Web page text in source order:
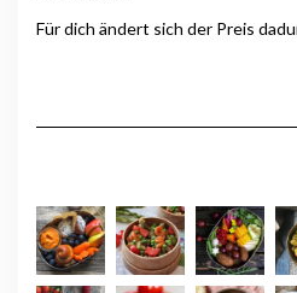
Für dich ändert sich der Preis